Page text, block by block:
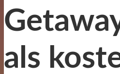
als